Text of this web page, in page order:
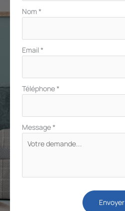
Nom *
Email *
Téléphone*
Message*
Envoyer